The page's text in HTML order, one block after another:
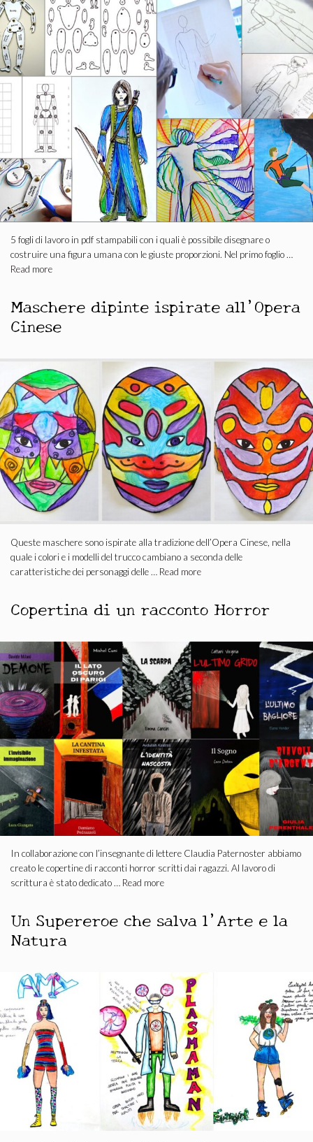
5 fogli di lavoro in pdf stampabili con i quali è possibile disegnare o
costruire una figura umana con le giuste proporzioni. Nel primo foglio …
Read more
Maschere dipinte ispirate all’Opera
Cinese
Queste maschere sono ispirate alla tradizione dell’Opera Cinese, nella
quale i colori e i modelli del trucco cambiano a seconda delle
caratteristiche dei personaggi delle … Read more
Copertina di un racconto Horror
In collaborazione con l’insegnante di lettere Claudia Paternoster abbiamo
creato le copertine di racconti horror scritti dai ragazzi. Al lavoro di
scrittura è stato dedicato … Read more
Un Supereroe che salva l’Arte e la
Natura